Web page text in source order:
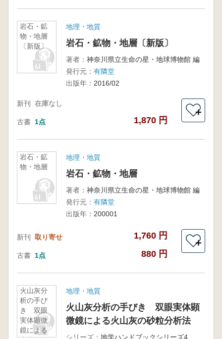
岩石・鉱
物・地層
〔新版〕
地理・地質
岩石・鉱物・地層〔新版〕
著者： 神奈川県立生命の星・地球博物館 編
発行元： 有隣堂
出版年： 2016/02
新刊 在庫なし
古書 1点 1,870 円
＋
岩石・鉱
物・地層
地理・地質
岩石・鉱物・地層
著者： 神奈川県立生命の星・地球博物館 編
発行元： 有隣堂
出版年： 200001
新刊 取り寄せ 1,760 円
古書 1点 880 円
＋
火山灰分
析の手び
き 双眼
実体顕微
鏡による
地理・地質
火山灰分析の手びき 双眼実体顕
微鏡による火山灰の砂粒分析法
シリーズ： 地学ハンドブックシリーズ4